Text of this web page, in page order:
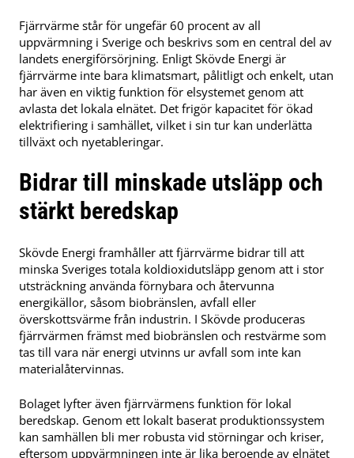
Fjärrvärme står för ungefär 60 procent av all
uppvärmning i Sverige och beskrivs som en central del av
landets energiförsörjning. Enligt Skövde Energi är
fjärrvärme inte bara klimatsmart, pålitligt och enkelt, utan
har även en viktig funktion för elsystemet genom att
avlasta det lokala elnätet. Det frigör kapacitet för ökad
elektrifiering i samhället, vilket i sin tur kan underlätta
tillväxt och nyetableringar.
Bidrar till minskade utsläpp och
stärkt beredskap
Skövde Energi framhåller att fjärrvärme bidrar till att
minska Sveriges totala koldioxidutsläpp genom att i stor
utsträckning använda förnybara och återvunna
energikällor, såsom biobränslen, avfall eller
överskottsvärme från industrin. I Skövde produceras
fjärrvärmen främst med biobränslen och restvärme som
tas till vara när energi utvinns ur avfall som inte kan
materialåtervinnas.
Bolaget lyfter även fjärrvärmens funktion för lokal
beredskap. Genom ett lokalt baserat produktionssystem
kan samhällen bli mer robusta vid störningar och kriser,
eftersom uppvärmningen inte är lika beroende av elnätet